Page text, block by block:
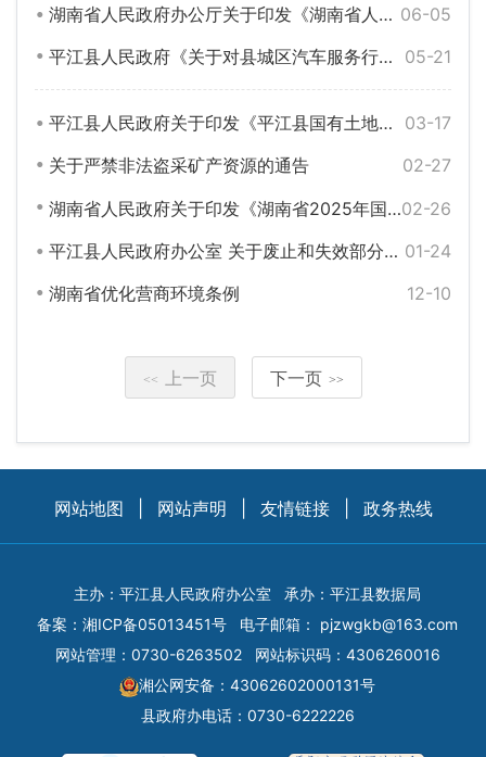
06-05
湖南省人民政府办公厅关于印发《湖南省人民政府推动高质量发展大抓落实督查激励实施办法》的通知
05-21
平江县人民政府《关于对县城区汽车服务行业实行划行规市管理的通告》
03-17
平江县人民政府关于印发《平江县国有土地上房屋征收与补偿实施细则》的通知
02-27
关于严禁非法盗采矿产资源的通告
02-26
湖南省人民政府关于印发《湖南省2025年国民经济和社会发展计划》的通知
01-24
平江县人民政府办公室 关于废止和失效部分规范性文件的通知
12-10
湖南省优化营商环境条例
<< 上一页 下一页 >>
网站地图 网站声明 友情链接 政务热线
主办：平江县人民政府办公室
承办：平江县数据局
备案： 湘ICP备05013451号 电子邮箱： pjzwgkb@163.com
网站管理：0730-6263502
网站标识码：4306260016
湘公网安备：43062602000131号
县政府办电话：0730-6222226